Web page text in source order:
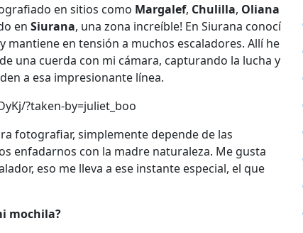
en sitios como Margalef, Chulilla, Oliana
en Siurana, una zona increíble! En Siurana conocí
mantiene en tensión a muchos escaladores. Allí he
una cuerda con mi cámara, capturando la lucha y
a esa impresionante línea.
?taken-by=juliet_boo
fotografiar, simplemente depende de las
enfadarnos con la madre naturaleza. Me gusta
eso me lleva a ese instante especial, el que
mochila?